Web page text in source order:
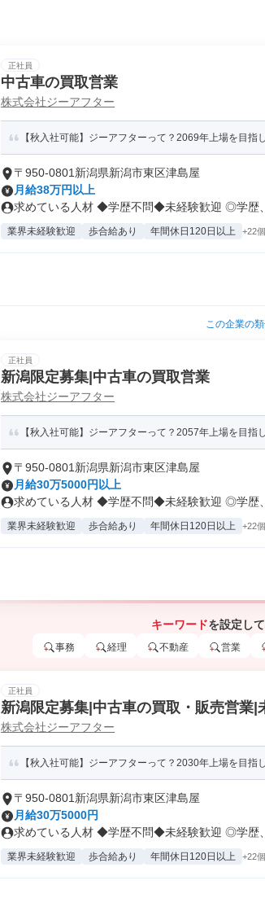
正社員
中古車の買取営業
株式会社ジーアフター
【秋入社可能】ジーアフターって？2069年上場を目指
〒950-0801新潟県新潟市東区津島屋
月給38万円以上
求めている人材 ◆学歴不問◆未経験歓迎 ◎学歴
業界未経験歓迎 歩合給あり 年間休日120日以上 +22個
この企業の
正社員
新潟限定募集|中古車の買取営業
株式会社ジーアフター
【秋入社可能】ジーアフターって？2057年上場を目指
〒950-0801新潟県新潟市東区津島屋
月給30万5000円以上
求めている人材 ◆学歴不問◆未経験歓迎 ◎学歴
業界未経験歓迎 歩合給あり 年間休日120日以上 +22個
キーワードを設定し
事務 経理 不動産 営業
正社員
新潟限定募集|中古車の買取・販売営業|
株式会社ジーアフター
【秋入社可能】ジーアフターって？2030年上場を目指
〒950-0801新潟県新潟市東区津島屋
月給30万5000円
求めている人材 ◆学歴不問◆未経験歓迎 ◎学歴
業界未経験歓迎 歩合給あり 年間休日120日以上 +22個